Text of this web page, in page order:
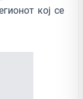
кој се